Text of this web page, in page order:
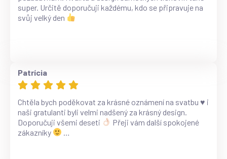
super. Určitě doporučuji každému, kdo se připravuje na
svůj velký den
Patrícia
Chtěla bych poděkovat za krásné oznámení na svatbu ♥️ i
naši gratulanti byli velmi nadšený za krásný design.
Doporučuji všemi deseti
Přeji vám další spokojené
zákazníky